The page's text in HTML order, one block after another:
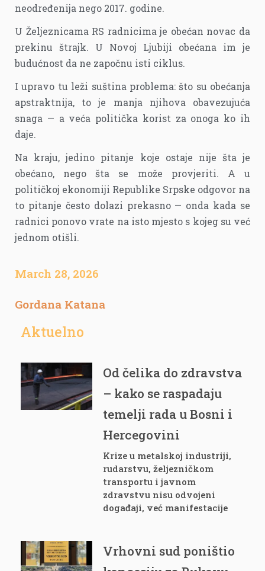
neodređenija nego 2017. godine.
U Željeznicama RS radnicima je obećan novac da
prekinu štrajk. U Novoj Ljubiji obećana im je
budućnost da ne započnu isti ciklus.
I upravo tu leži suština problema: što su obećanja
apstraktnija, to je manja njihova obavezujuća
snaga — a veća politička korist za onoga ko ih
daje.
Na kraju, jedino pitanje koje ostaje nije šta je
obećano, nego šta se može provjeriti. A u
političkoj ekonomiji Republike Srpske odgovor na
to pitanje često dolazi prekasno — onda kada se
radnici ponovo vrate na isto mjesto s kojeg su već
jednom otišli.
March 28, 2026
Gordana Katana
Aktuelno
Od čelika do zdravstva
– kako se raspadaju
temelji rada u Bosni i
Hercegovini
Krize u metalskoj industriji,
rudarstvu, željezničkom
transportu i javnom
zdravstvu nisu odvojeni
događaji, već manifestacije
Vrhovni sud poništio